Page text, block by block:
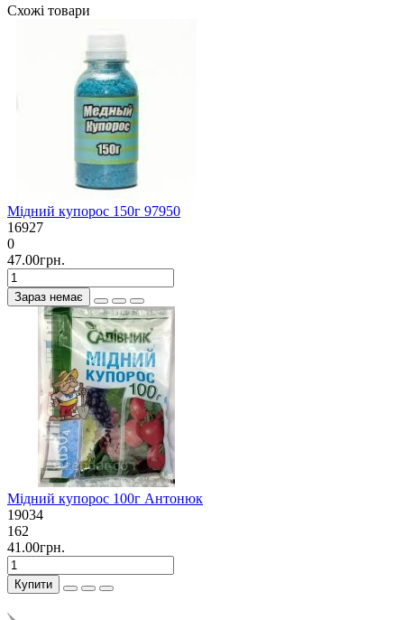
Схожі товари
Мідний купорос 150г 97950
16927
0
47.00грн.
Зараз немає
Мідний купорос 100г Антонюк
19034
162
41.00грн.
Купити